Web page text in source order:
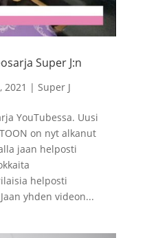
Super J:n
2021 | Super J
YouTubessa. Uusi
on nyt alkanut
jaan helposti
helposti
yhden videon...